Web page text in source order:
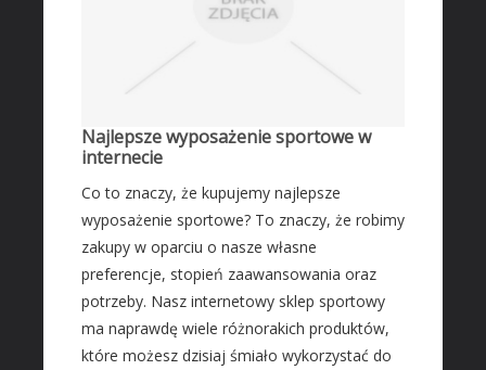
Najlepsze wyposażenie sportowe w
internecie
Co to znaczy, że kupujemy najlepsze
wyposażenie sportowe? To znaczy, że robimy
zakupy w oparciu o nasze własne
preferencje, stopień zaawansowania oraz
potrzeby. Nasz internetowy sklep sportowy
ma naprawdę wiele różnorakich produktów,
które możesz dzisiaj śmiało wykorzystać do